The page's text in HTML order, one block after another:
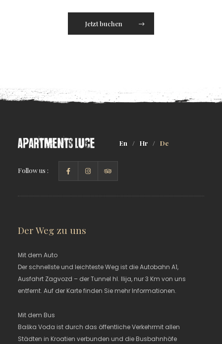
Jetzt buchen
En / Hr / De
Follow us :
Der Weg zu uns
Mit dem Auto
Der schnellste und leichteste Weg ist die Autobahn A1,
Ausfahrt Zagvozd – der Tunnel hl. Ilija, nur 3 Km von uns
entfernt. Auf der Karte finden Sie mehr Informationen.
Mit dem Bus
Baška Voda ist durch das öffentliche Verkehrmit allen
Städten in Kroatien verbunden und die Busbahnhöfe